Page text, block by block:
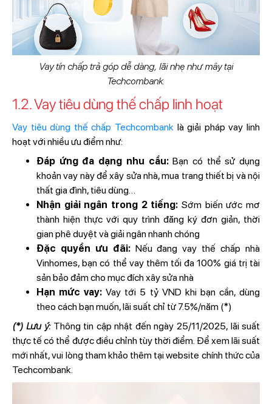
Vay tín chấp trả góp dễ dàng, lãi nhẹ như mây tại
Techcombank.
1.2. Vay tiêu dùng thế chấp linh hoạt
Vay tiêu dùng thế chấp Techcombank là giải pháp vay linh
hoạt với nhiều ưu điểm như:
Đáp ứng đa dạng nhu cầu:Bạn có thể sử dụng
khoản vay này để xây sửa nhà, mua trang thiết bị và nội
thất gia đình, tiêu dùng…
Nhận giải ngân trong 2 tiếng:Sớm biến ước mơ
thành hiện thực với quy trình đăng ký đơn giản, thời
gian phê duyệt và giải ngân nhanh chóng
Đặc quyền ưu đãi: Nếu đang vay thế chấp nhà
Vinhomes, bạn có thể vay thêm tối đa 100% giá trị tài
sản bảo đảm cho mục đích xây sửa nhà
Hạn mức vay:Vay tới 5 tỷ VND khi bạn cần, dùng
theo cách bạn muốn, lãi suất chỉ từ 7.5%/năm (*)
(*) Lưu ý:Thông tin cập nhật đến ngày 25/11/2025, lãi suất
thực tế có thể được điều chỉnh tùy thời điểm. Để xem lãi suất
mới nhất, vui lòng tham khảo thêm tại website chính thức của
Techcombank.